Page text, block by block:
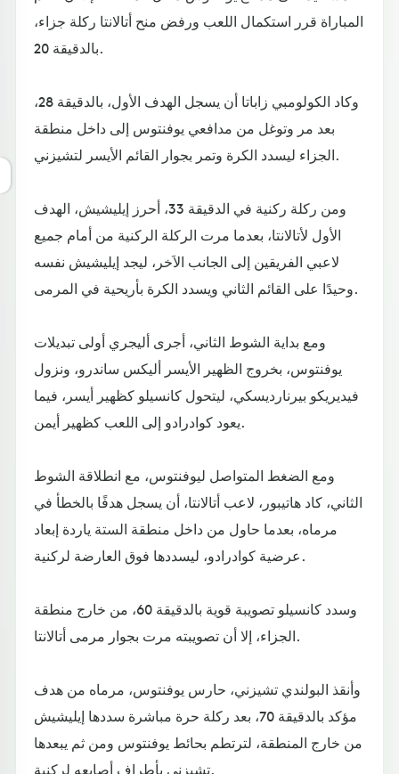
المباراة قرر استكمال اللعب ورفض منح أتالانتا ركلة جزاء،
بالدقيقة 20.
وكاد الكولومبي زاباتا أن يسجل الهدف الأول، بالدقيقة 28،
بعد مر وتوغل من مدافعي يوفنتوس إلى داخل منطقة
الجزاء ليسدد الكرة وتمر بجوار القائم الأيسر لتشيزني.
ومن ركلة ركنية في الدقيقة 33، أحرز إيليشيش، الهدف
الأول لأتالانتا، بعدما مرت الركلة الركنية من أمام جميع
لاعبي الفريقين إلى الجانب الاَخر، ليجد إيليشيش نفسه
وحيدًا على القائم الثاني ويسدد الكرة بأريحية في المرمى.
ومع بداية الشوط الثاني، أجرى أليجري أولى تبديلات
يوفنتوس، بخروج الظهير الأيسر أليكس ساندرو، ونزول
فيديريكو بيرنارديسكي، ليتحول كانسيلو كظهير أيسر، فيما
يعود كوادرادو إلى اللعب كظهير أيمن.
ومع الضغط المتواصل ليوفنتوس، مع انطلاقة الشوط
الثاني، كاد هاتيبور، لاعب أتالانتا، أن يسجل هدفًا بالخطأ في
مرماه، بعدما حاول من داخل منطقة الستة ياردة إبعاد
عرضية كوادرادو، ليسددها فوق العارضة لركنية.
وسدد كانسيلو تصويبة قوية بالدقيقة 60، من خارج منطقة
الجزاء، إلا أن تصويبته مرت بجوار مرمى أتالانتا.
وأنقذ البولندي تشيزني، حارس يوفنتوس، مرماه من هدف
مؤكد بالدقيقة 70، بعد ركلة حرة مباشرة سددها إيليشيش
من خارج المنطقة، لترتطم بحائط يوفنتوس ومن ثم يبعدها
تشيزني بأطراف أصابعه لركنية.